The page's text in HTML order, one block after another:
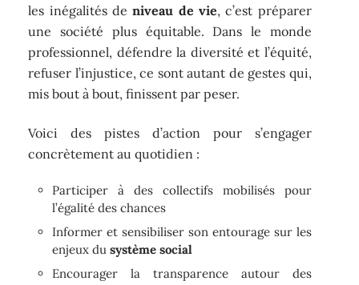
les inégalités deniveau de vie, c’est préparer
une société plus équitable. Dans le monde
professionnel, défendre la diversité et l’équité,
refuser l’injustice, ce sont autant de gestes qui,
mis bout à bout, finissent par peser.
Voici des pistes d’action pour s’engager
concrètement au quotidien :
Participer à des collectifs mobilisés pour
l’égalité des chances
Informer et sensibiliser son entourage sur les
enjeux dusystème social
Encourager la transparence autour des